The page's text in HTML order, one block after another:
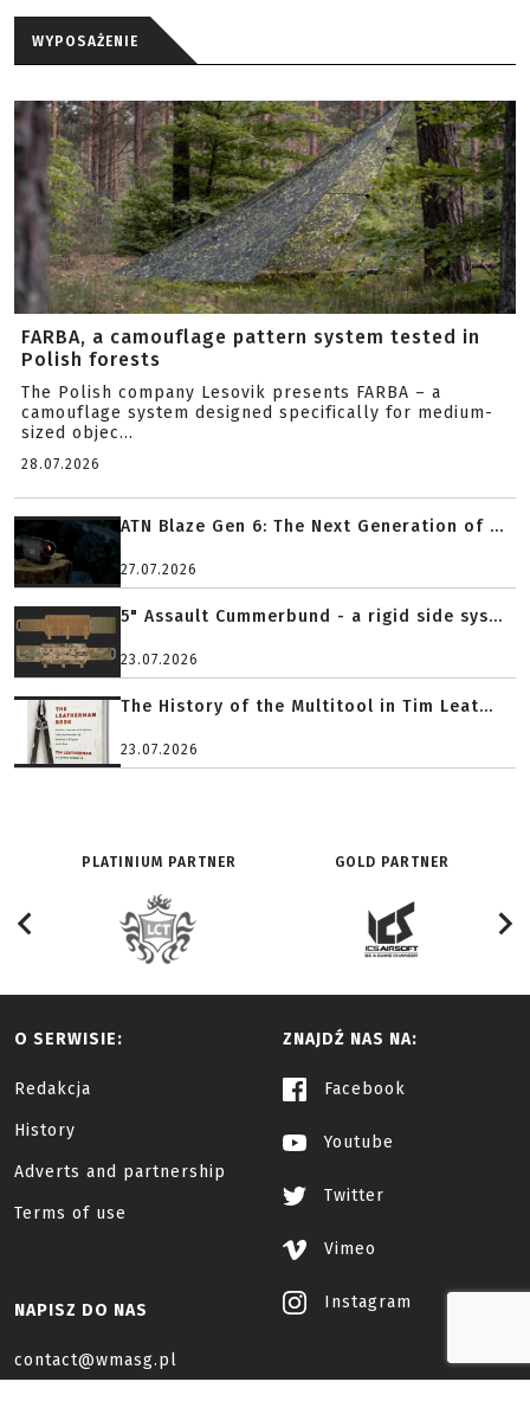
WYPOSAŻENIE
FARBA, a camouflage pattern system tested in
Polish forests
The Polish company Lesovik presents FARBA – a
camouflage system designed specifically for medium-
sized objec...
28.07.2026
ATN Blaze Gen 6: The Next Generation of ...
27.07.2026
5" Assault Cummerbund - a rigid side sys...
23.07.2026
The History of the Multitool in Tim Leat...
23.07.2026
PLATINIUM PARTNER GOLD PARTNER
O SERWISIE:
Redakcja
History
Adverts and partnership
Terms of use
ZNAJDŹ NAS NA:
Facebook
Youtube
Twitter
Vimeo
Instagram
NAPISZ DO NAS
contact@wmasg.pl